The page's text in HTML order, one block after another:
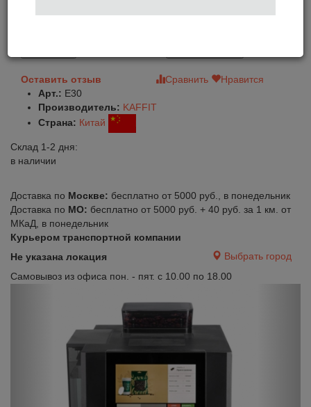
Оставить отзыв Сравнить
Нравится
Арт.: E30
Производитель: KAFFIT
Страна: Китай
Склад 1-2 дня:
в наличии
Доставка по Москве: бесплатно от 5000 руб., в понедельник
Доставка по МО: бесплатно от 5000 руб. + 40 руб. за 1 км. от
МКаД, в понедельник
Курьером транспортной компании
Не указана локация
Выбрать город
Самовывоз из офиса пон. - пят. с 10.00 по 18.00